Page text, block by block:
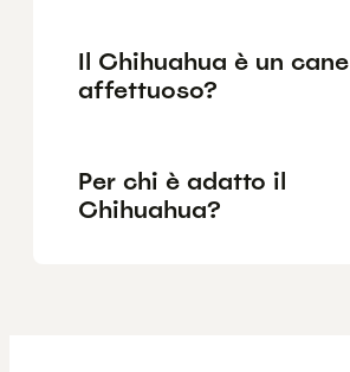
Il Chihuahua è un cane
affettuoso?
Per chi è adatto il
Chihuahua?